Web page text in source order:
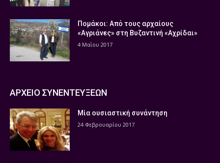
Πομάκοι: Από τους αρχαίους
«Αγριάνες» στη Βυζαντινή «Αχρίδαι»
4 Μαΐου 2017
ΑΡΧΕΙΟ ΣΥΝΕΝΤΕΥΞΕΩΝ
Μία ουσιαστική συνάντηση
24 Φεβρουαρίου 2017